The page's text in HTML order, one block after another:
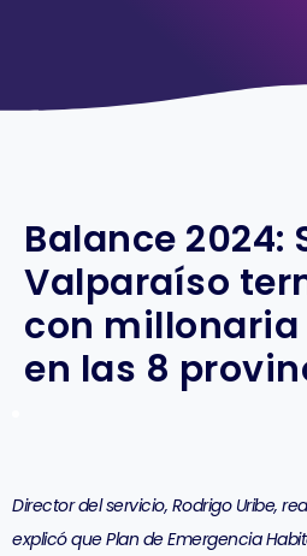
Balance 2024:
Valparaíso
con
en las 8
Director del servicio, Rodrigo Uribe,
explicó que Plan de Emergencia